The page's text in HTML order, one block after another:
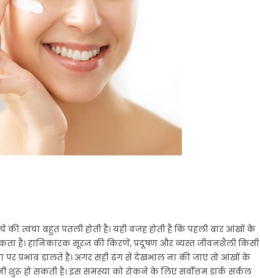
त्वचा बहुत पतली होती है। यही वजह होती है कि पहली बार आंखों के
है। हानिकारक सूरज की किरणें, प्रदूषण और व्यस्त जीवनशैली किसी
पर प्रभाव डालते हैं। अगर सही ढंग से देखभाल ना की जाए तो आंखों के
शुरू हो सकती है। इस समस्या को रोकने के लिए सर्वोत्तम डार्क सर्कल